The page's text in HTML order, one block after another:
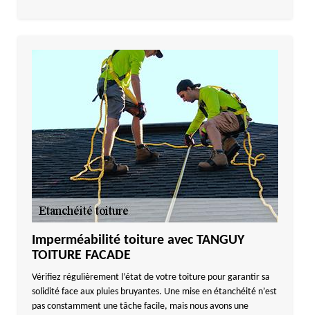
Imperméabilité toiture avec TANGUY
TOITURE FACADE
Vérifiez régulièrement l’état de votre toiture pour garantir sa
solidité face aux pluies bruyantes. Une mise en étanchéité n’est
pas constamment une tâche facile, mais nous avons une